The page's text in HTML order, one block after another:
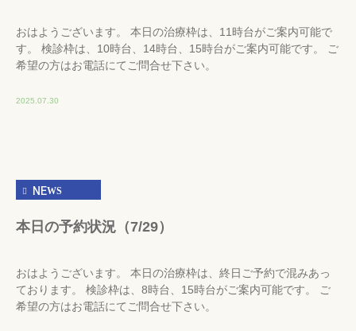
おはようございます。 本日の治療枠は、11時台がご案内可能で
す。 検診枠は、10時台、14時台、15時台がご案内可能です。 ご
希望の方はお電話にてご問合せ下さい。
2025.07.30
NEWS
本日の予約状況（7/29）
おはようございます。 本日の治療枠は、終日ご予約で混みあっ
ております。 検診枠は、8時台、15時台がご案内可能です。 ご
希望の方はお電話にてご問合せ下さい。